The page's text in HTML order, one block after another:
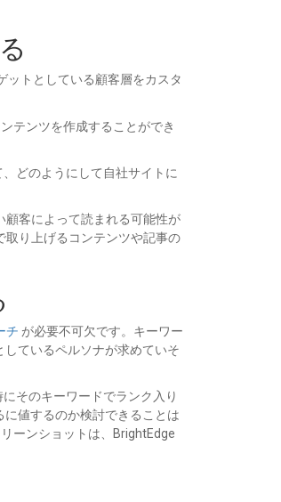
ットとしている顧客層をカスタ
テンツを作成することができ
どのようにして自社サイトに
顧客によって読まれる可能性が
取り上げるコンテンツや記事の
チ が必要不可欠です。キーワー
ているペルソナが求めていそ
そのキーワードでランク入り
値するのか検討できることは
ーンショットは、BrightEdge